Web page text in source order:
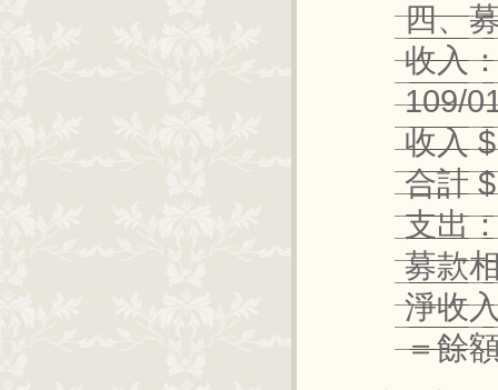
四、
收入
109/
收入
合計
支出
募款
淨收
＝餘